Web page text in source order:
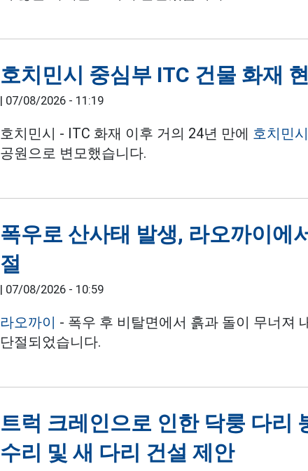
호치민시 중심부 ITC 건물 화재
| 07/08/2026 - 11:19
호치민시 - ITC 화재 이후 거의 24년 만에 호치민시
공원으로 변모했습니다.
폭우로 산사태 발생, 라오까이에
절
| 07/08/2026 - 10:59
라오까이 - 폭우 후 비탈면에서 흙과 돌이 무너져
단절되었습니다.
트럭 크레인으로 인한 닥룽 다리
수리 및 새 다리 건설 제안